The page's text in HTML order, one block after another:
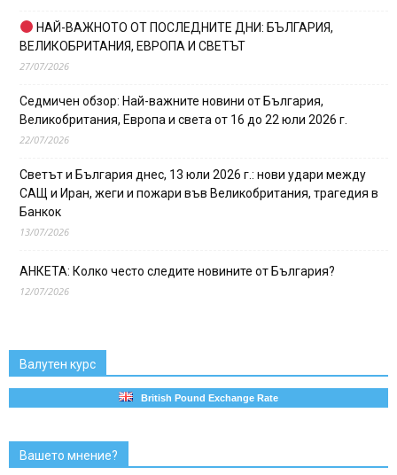
НАЙ-ВАЖНОТО ОТ ПОСЛЕДНИТЕ ДНИ: БЪЛГАРИЯ,
ВЕЛИКОБРИТАНИЯ, ЕВРОПА И СВЕТЪТ
27/07/2026
Седмичен обзор: Най-важните новини от България,
Великобритания, Европа и света от 16 до 22 юли 2026 г.
22/07/2026
Светът и България днес, 13 юли 2026 г.: нови удари между
САЩ и Иран, жеги и пожари във Великобритания, трагедия в
Банкок
13/07/2026
АНКЕТА: Колко често следите новините от България?
12/07/2026
Валутен курс
British Pound Exchange Rate
Вашето мнение?